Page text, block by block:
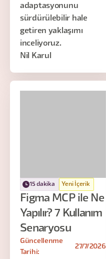
adaptasyonunu
sürdürülebilir hale
getiren yaklaşımı
inceliyoruz.
Nil Karul
15 dakika Yeni İçerik
Figma MCP ile Ne
Yapılır? 7 Kullanım
Senaryosu
Güncellenme
Tarihi:
27/7/2026